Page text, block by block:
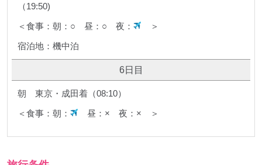
（19:50)
＜食事：朝：○ 昼：○ 夜：
＞
宿泊地：機中泊
6日目
朝 東京・成田着（08:10）
＜食事：朝：
昼：× 夜：× ＞